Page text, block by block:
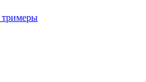
тримеры